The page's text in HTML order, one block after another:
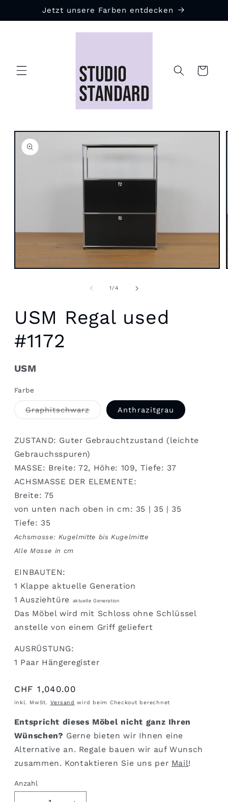
Inhalt
Jetzt unsere Farben entdecken
Warenkorb
Medien
1/von
4
USM Regal used
#1172
USM
Farbe
GraphitschwarzVariante
nicht
Jetzt
nächster
Lagerzugang
anfragen
und
reservieren.
Anthrazitgrau
ZUSTAND: Guter Gebrauchtzustand (leichte
Gebrauchsspuren)
MASSE: Breite: 72, Höhe: 109, Tiefe: 37
ACHSMASSE DER ELEMENTE:
Breite: 75
von unten nach oben in cm: 35 | 35 | 35
Tiefe: 35
Achsmasse: Kugelmitte bis Kugelmitte
Alle Masse in cm
EINBAUTEN:
1 Klappe aktuelle Generation
1 Ausziehtüre
aktuelle Generation
Das Möbel wird mit Schloss ohne Schlüssel
anstelle von einem Griff geliefert
AUSRÜSTUNG:
1 Paar Hängeregister
Normaler
Preis
CHF 1,040.00
inkl. MwSt. Versand wird beim Checkout berechnet
Entspricht dieses Möbel nicht ganz Ihren
Wünschen? Gerne bieten wir Ihnen eine
Alternative an. Regale bauen wir auf Wunsch
zusammen. Kontaktieren Sie uns per Mail!
Anzahl